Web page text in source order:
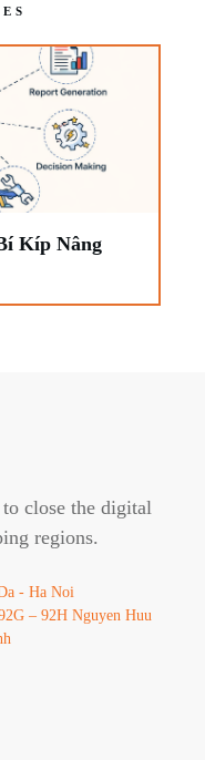
Kíp Nâng
to close the digital
regions.
- Ha Noi
– 92H Nguyen Huu